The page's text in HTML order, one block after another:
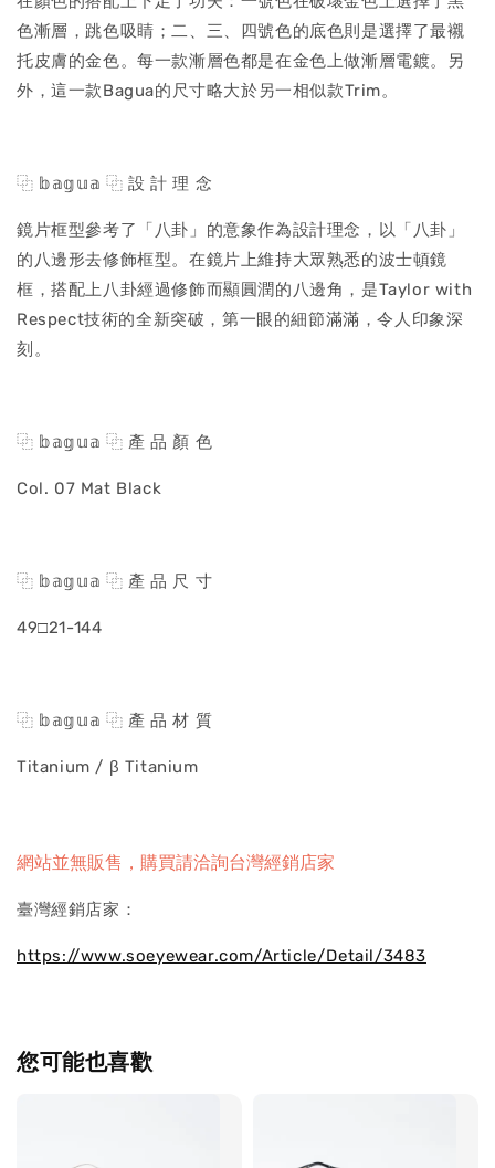
色漸層，跳色吸睛；二、三、四號色的底色則是選擇了最襯
托皮膚的金色。每一款漸層色都是在金色上做漸層電鍍。另
外，這一款Bagua的尺寸略大於另一相似款Trim。
⿻ 𝕓𝕒𝕘𝕦𝕒 ⿻ 設 計 理 念
鏡片框型參考了「八卦」的意象作為設計理念，以「八卦」
的八邊形去修飾框型。在鏡片上維持大眾熟悉的波士頓鏡
框，搭配上八卦經過修飾而顯圓潤的八邊角，是Taylor with
Respect技術的全新突破，第一眼的細節滿滿，令人印象深
刻。
⿻ 𝕓𝕒𝕘𝕦𝕒 ⿻ 產 品 顏 色
Col. 07 Mat Black
⿻ 𝕓𝕒𝕘𝕦𝕒 ⿻ 產 品 尺 寸
49□21-144
⿻ 𝕓𝕒𝕘𝕦𝕒 ⿻ 產 品 材 質
Titanium / β Titanium
網站並無販售，購買請洽詢台灣經銷店家
臺灣經銷店家：
https://www.soeyewear.com/Article/Detail/3483
您可能也喜歡